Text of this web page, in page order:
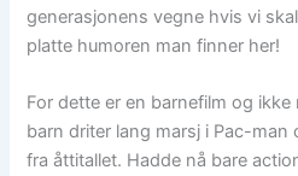
generasjonens vegne hvis vi
platte humoren man finner her!
For dette er en barnefilm og
barn driter lang marsj i Pac-man
fra åttitallet. Hadde nå bare